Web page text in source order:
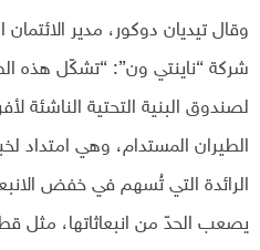
وقال تيديان دوكور، مدير
شركة “ناينتي ون”: “تشكّل هذه
لصندوق البنية التحتية الناشئة
الطيران المستدام، وهي امتداد
الرائدة التي تُسهم في خفض
يصعب الحدّ من انبعاثاتها، مثل